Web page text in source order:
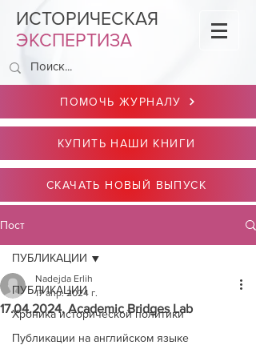
ИСТОРИЧЕСКАЯ
ЭКСПЕРТИЗА
ПОМОЧЬ ЖУРНАЛУ
КУПИТЬ НАШИ КНИГИ
СКАЧАТЬ НОВЫЙ ВЫПУСК
Пост
ПУБЛИКАЦИИ
Хроника исторической политики
Публикации на английском языке
ПУБЛИКАЦИИ
17.04.2024. Academic Bridges Lab
Nadejda Erlih
17 апр. 2024 г.